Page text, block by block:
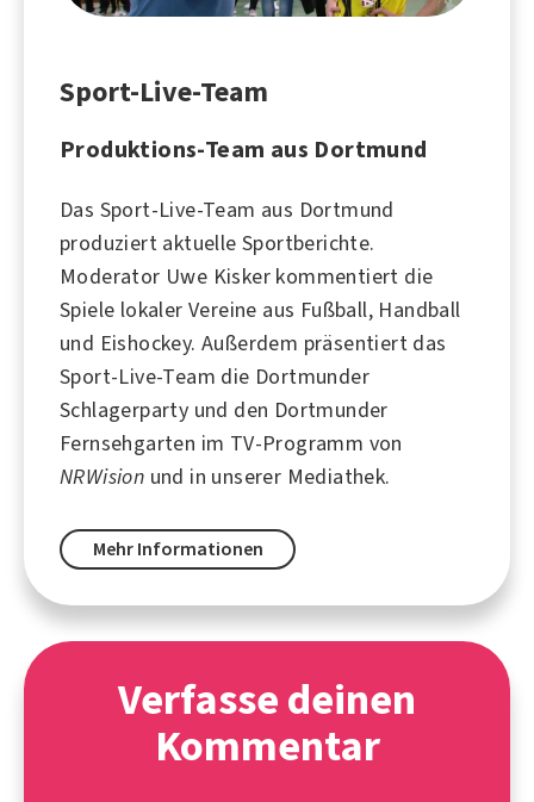
Sport-Live-Team
Produktions-Team aus Dortmund
Das Sport-Live-Team aus Dortmund
produziert aktuelle Sportberichte.
Moderator Uwe Kisker kommentiert die
Spiele lokaler Vereine aus Fußball, Handball
und Eishockey. Außerdem präsentiert das
Sport-Live-Team die Dortmunder
Schlagerparty und den Dortmunder
Fernsehgarten im TV-Programm von
NRWision und in unserer Mediathek.
Mehr Informationen
Verfasse deinen
Kommentar